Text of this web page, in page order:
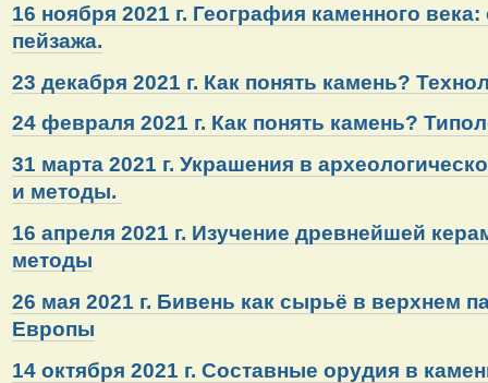
16 ноября 2021 г. География каменного
пейзажа.
23 декабря 2021 г. Как понять камень?
24 февраля 2021 г. Как понять камень?
31 марта 2021 г. Украшения в
и методы.
16 апреля 2021 г. Изучение древнейшей
методы
26 мая 2021 г. Бивень как сырьё в верхнем
Европы
14 октября 2021 г. Составные орудия в